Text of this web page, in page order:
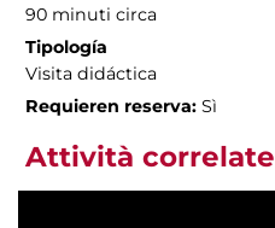
90 minuti circa
Tipología
Visita didáctica
Requieren reserva: Sì
Attività correlate